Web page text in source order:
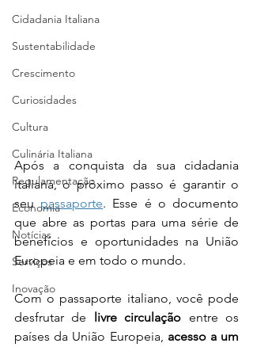
Cidadania Italiana
Sustentabilidade
Crescimento
Curiosidades
Cultura
Culinária Italiana
Regulamentação
Economia
Notícias
Serviços
Inovação
Após a conquista da sua cidadania
italiana, o próximo passo é garantir o
seu passaporte. Esse é o documento
que abre as portas para uma série de
benefícios e oportunidades na União
Europeia e em todo o mundo.
Com o passaporte italiano, você pode
desfrutar de
livre circulação entre os
países da União Europeia, acesso a um